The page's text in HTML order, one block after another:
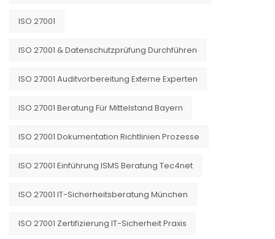
ISO 27001
ISO 27001 & Datenschutzprüfung Durchführen
ISO 27001 Auditvorbereitung Externe Experten
ISO 27001 Beratung Für Mittelstand Bayern
ISO 27001 Dokumentation Richtlinien Prozesse
ISO 27001 Einführung ISMS Beratung Tec4net
ISO 27001 IT-Sicherheitsberatung München
ISO 27001 Zertifizierung IT-Sicherheit Praxis